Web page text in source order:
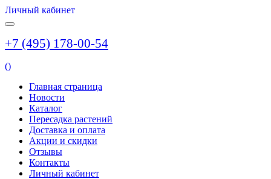
Личный кабинет
+7 (495) 178-00-54
()
Главная страница
Новости
Каталог
Пересадка растений
Доставка и оплата
Акции и скидки
Отзывы
Контакты
Личный кабинет